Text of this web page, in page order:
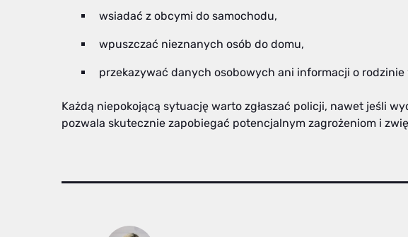
wsiadać z obcymi do samochodu,
wpuszczać nieznanych osób do domu,
przekazywać danych osobowych ani informacji o rodzinie
Każdą niepokojącą sytuację warto zgłaszać policji, nawet jeśli
pozwala skutecznie zapobiegać potencjalnym zagrożeniom i